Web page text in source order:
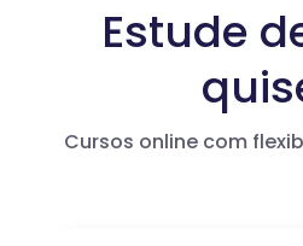
Estude
Cursos online com